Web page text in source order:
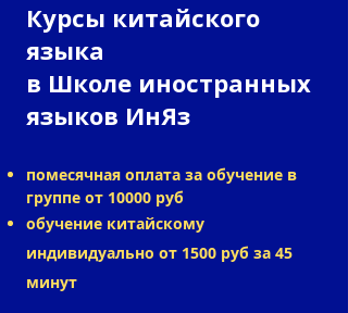
Курсы китайского
языка
в Школе иностранных
языков ИнЯз
помесячная оплата за обучение в
группе от 10000 руб
обучение китайскому
индивидуально от 1500 руб за 45
минут